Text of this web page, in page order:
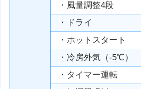
・風量調整4段
・ドライ
・ホットスタート
・冷房外気（-5℃）
・タイマー運転